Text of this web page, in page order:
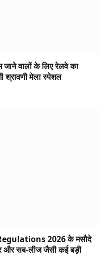
वालों के लिए रेलवे का
श्रावणी मेला स्पेशल
2026 के मसौदे
और सब-लीज जैसी कई बड़ी